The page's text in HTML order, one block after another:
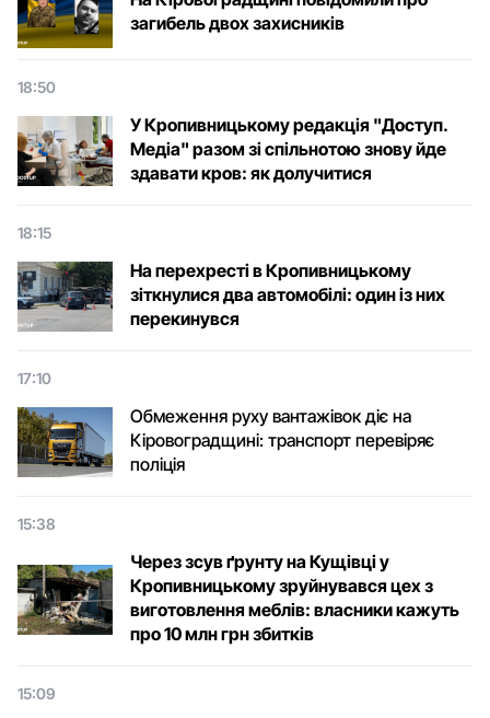
загибель двох захисників
18:50
У Кропивницькому редакція "Доступ.
Медіа" разом зі спільнотою знову йде
здавати кров: як долучитися
18:15
На перехресті в Кропивницькому
зіткнулися два автомобілі: один із них
перекинувся
17:10
Обмеження руху вантажівок діє на
Кіровоградщині: транспорт перевіряє
поліція
15:38
Через зсув ґрунту на Кущівці у
Кропивницькому зруйнувався цех з
виготовлення меблів: власники кажуть
про 10 млн грн збитків
15:09